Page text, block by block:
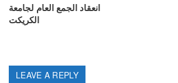
انعقاد الجمع العام لجامعة
الكريكت
LEAVE A REPLY